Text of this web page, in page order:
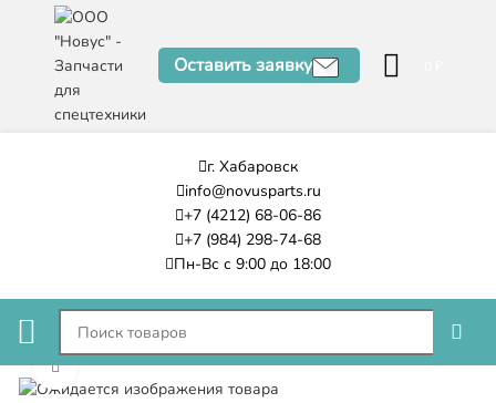
Оставить заявку
г. Хабаровск
info@novusparts.ru
+7 (4212) 68-06-86
+7 (984) 298-74-68
Пн-Вс с 9:00 до 18:00
Нажмите, чтобы увеличить